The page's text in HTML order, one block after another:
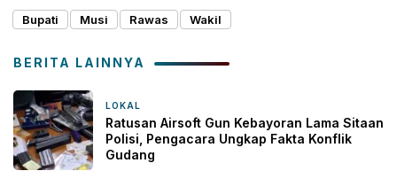
Bupati Musi Rawas Wakil
BERITA LAINNYA
LOKAL
Ratusan Airsoft Gun Kebayoran Lama Sitaan
Polisi, Pengacara Ungkap Fakta Konflik
Gudang